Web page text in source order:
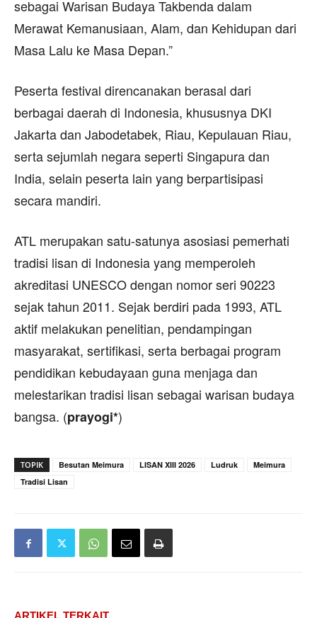
sebagai Warisan Budaya Takbenda dalam
Merawat Kemanusiaan, Alam, dan Kehidupan dari
Masa Lalu ke Masa Depan.”
Peserta festival direncanakan berasal dari
berbagai daerah di Indonesia, khususnya DKI
Jakarta dan Jabodetabek, Riau, Kepulauan Riau,
serta sejumlah negara seperti Singapura dan
India, selain peserta lain yang berpartisipasi
secara mandiri.
ATL merupakan satu-satunya asosiasi pemerhati
tradisi lisan di Indonesia yang memperoleh
akreditasi UNESCO dengan nomor seri 90223
sejak tahun 2011. Sejak berdiri pada 1993, ATL
aktif melakukan penelitian, pendampingan
masyarakat, sertifikasi, serta berbagai program
pendidikan kebudayaan guna menjaga dan
melestarikan tradisi lisan sebagai warisan budaya
bangsa. (prayogi*)
TOPIK Besutan Meimura LISAN XIII 2026 Ludruk
Meimura
Tradisi Lisan
ARTIKEL TERKAIT